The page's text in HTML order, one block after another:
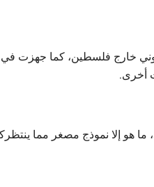
خارج فلسطين، كما جهزت في
أخرى.
هو إلا نموذج مصغر مما